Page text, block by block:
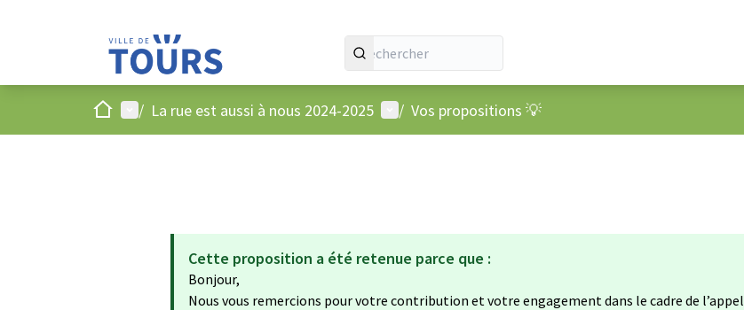
AccueilMenu principal
/ La rue est aussi à nous 2024-2025 Menu utilisateur
/ Vos propositions 💡
Cette proposition a été retenue parce que :
Bonjour,
Nous vous remercions pour votre contribution et votre engagement dans le cadre de l’appel